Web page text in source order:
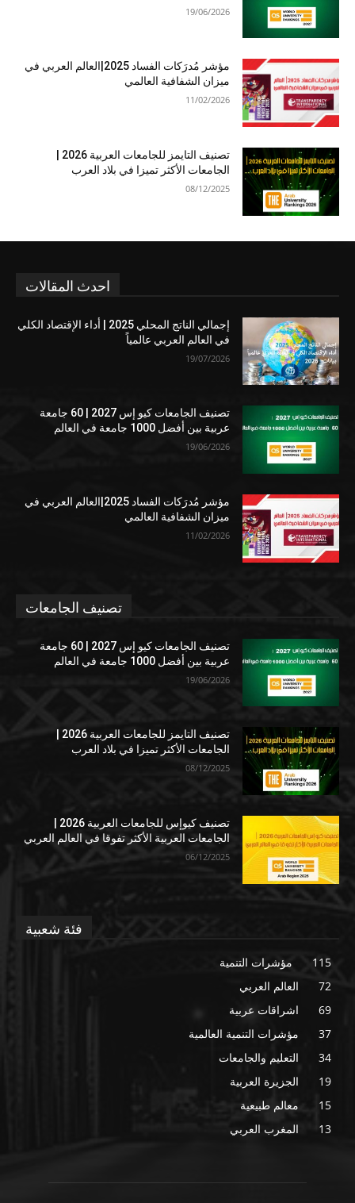
19/06/2026
مؤشر مُدرَكات الفساد 2025|العالم العربي في
ميزان الشفافية العالمي
11/02/2026
الجامعات الأكثر تميزا في بلاد العرب
08/12/2025
احدث المقالات
إجمالي الناتج المحلي 2025 | أداء الإقتصاد الكلي
في العالم العربي عالمياً
19/07/2026
تصنيف الجامعات كيو إس 2027 | 60 جامعة
عربية بين أفضل 1000 جامعة في العالم
19/06/2026
مؤشر مُدرَكات الفساد 2025|العالم العربي في
ميزان الشفافية العالمي
11/02/2026
تصنيف الجامعات
تصنيف الجامعات كيو إس 2027 | 60 جامعة
عربية بين أفضل 1000 جامعة في العالم
19/06/2026
الجامعات الأكثر تميزا في بلاد العرب
08/12/2025
الجامعات العربية الأكثر تفوقا في العالم العربي
06/12/2025
فئة شعبية
مؤشرات التنمية
115
العالم العربي
72
اشراقات عربية
69
مؤشرات التنمية العالمية
37
التعليم والجامعات
34
الجزيرة العربية
19
معالم طبيعية
15
المغرب العربي
13